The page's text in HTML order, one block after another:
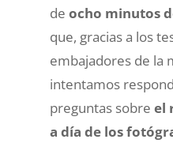
de ocho minutos
que, gracias a los
embajadores de la
intentamos
preguntas sobre el
a día de los